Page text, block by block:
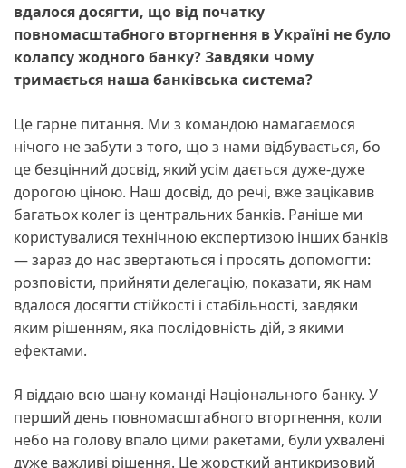
вдалося досягти, що від початку
повномасштабного вторгнення в Україні не було
колапсу жодного банку? Завдяки чому
тримається наша банківська система?
Це гарне питання. Ми з командою намагаємося
нічого не забути з того, що з нами відбувається, бо
це безцінний досвід, який усім дається дуже-дуже
дорогою ціною. Наш досвід, до речі, вже зацікавив
багатьох колег із центральних банків. Раніше ми
користувалися технічною експертизою інших банків
— зараз до нас звертаються і просять допомогти:
розповісти, прийняти делегацію, показати, як нам
вдалося досягти стійкості і стабільності, завдяки
яким рішенням, яка послідовність дій, з якими
ефектами.
Я віддаю всю шану команді Національного банку. У
перший день повномасштабного вторгнення, коли
небо на голову впало цими ракетами, були ухвалені
дуже важливі рішення. Це жорсткий антикризовий